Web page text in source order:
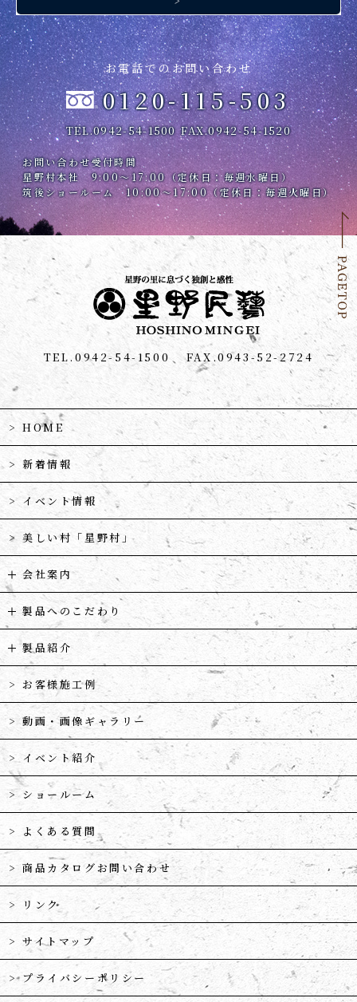
お電話でのお問い合わせ
0120-115-503
TEL.0942-54-1500 FAX.0942-54-1520
お問い合わせ受付時間
星野村本社 9:00～17:00（定休日：毎週水曜日）
筑後ショールーム 10:00～17:00（定休日：毎週火曜日）
TEL.0942-54-1500 FAX.0943-52-2724
HOME
新着情報
イベント情報
美しい村「星野村」
会社案内
製品へのこだわり
製品紹介
お客様施工例
動画・画像ギャラリー
イベント紹介
ショールーム
よくある質問
商品カタログお問い合わせ
リンク
サイトマップ
プライバシーポリシー